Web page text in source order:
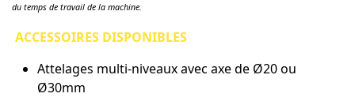
du temps de travail de la machine.
ACCESSOIRES DISPONIBLES
Attelages multi-niveaux avec axe de Ø20 ou
Ø30mm